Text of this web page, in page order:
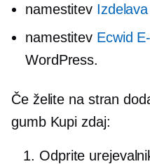
namestitev
namestitev Ecwid
WordPress.
Če želite na stran
gumb Kupi zdaj:
Odprite